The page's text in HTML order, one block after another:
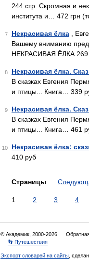
244 стр. Скромная и
института и… 472 грн
7 Некрасивая ёлка ,
Вашему вниманию
НЕКРАСИВАЯ ЁЛКА
8 Некрасивая ёлка.
В сказках Евгения
и птицы... Книга… 339
9 Некрасивая ёлка.
В сказках Евгения
и птицы... Книга… 461
10 Некрасивая ёлка:
410 руб
Страницы
1 2 3 4
© Академик, 2000-2026
👣 Путешествия
Экспорт словарей на сайты ,